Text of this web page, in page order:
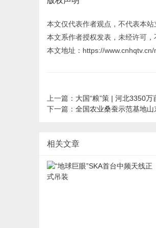
本文仅代表作者观点，不代表本站
本文系作者授权发表，未经许可，
本文地址：https://
上一篇： 大国“粮”策 | 河北3350
下一篇： 全国农业桑蚕示范基地
相关文章